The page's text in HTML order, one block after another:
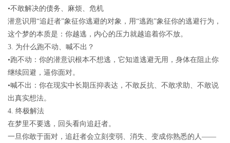
•不敢解决的债务、麻烦、危机
潜意识用“追赶者”象征你逃避的对象，用“逃跑”象征你的逃避行为，
这个梦的本质是： 你越逃，内心的压力就越追着你不放。
3. 为什么跑不动、喊不出？
•跑不动 ：你的潜意识根本不想逃，它知道逃避无用，身体在阻止你
继续回避，逼你面对。
•喊不出 ：你在现实中长期压抑表达，不敢反抗、不敢求助、不敢说
出真实想法。
4. 终极解法
在梦里不要逃，回头看向追赶者。
一旦你敢于面对，追赶者会立刻变弱、消失、变成你熟悉的人——